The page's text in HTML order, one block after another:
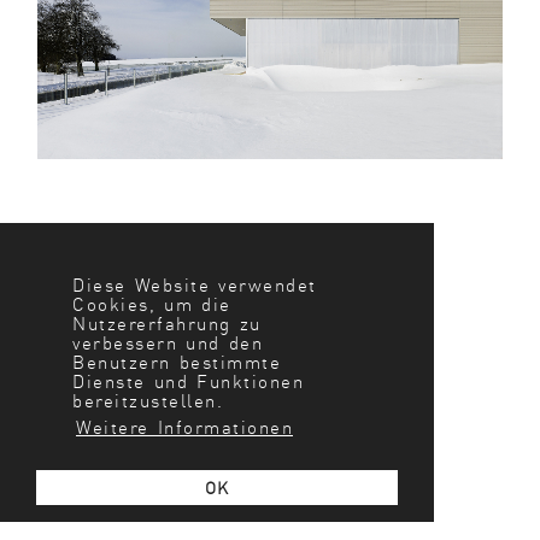
Diese Website verwendet
Cookies, um die
Nutzererfahrung zu
verbessern und den
Benutzern bestimmte
Dienste und Funktionen
bereitzustellen.
Weitere Informationen
OK
STRASSENMEISTEREI GEISLINGEN